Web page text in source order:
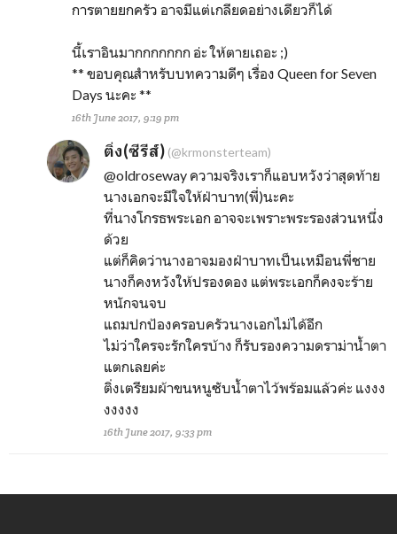
การตายยกครัว อาจมีแต่เกลียดอย่างเดียวก็ได้
นี้เราอินมากกกกกกก อ่ะ ให้ตายเถอะ ;)
** ขอบคุณสำหรับบทความดีๆ เรื่อง Queen for Seven
Days นะคะ **
16th June 2017, 9:19 pm
ติ่ง(ซีรีส์) (@krmonsterteam)
@oldrosewayความจริงเราก็แอบหวังว่าสุดท้าย
นางเอกจะมีใจให้ฝ่าบาท(พี่)นะคะ
ที่นางโกรธพระเอก อาจจะเพราะพระรองส่วนหนึ่ง
ด้วย
แต่ก็คิดว่านางอาจมองฝ่าบาทเป็นเหมือนพี่ชาย
นางก็คงหวังให้ปรองดอง แต่พระเอกก็คงจะร้าย
หนักจนจบ
แถมปกป้องครอบครัวนางเอกไม่ได้อีก
ไม่ว่าใครจะรักใครบ้าง ก็รับรองความดราม่าน้ำตา
แตกเลยค่ะ
ติ่งเตรียมผ้าขนหนูซับน้ำตาไว้พร้อมแล้วค่ะ แงงง
งงงงง
16th June 2017, 9:33 pm